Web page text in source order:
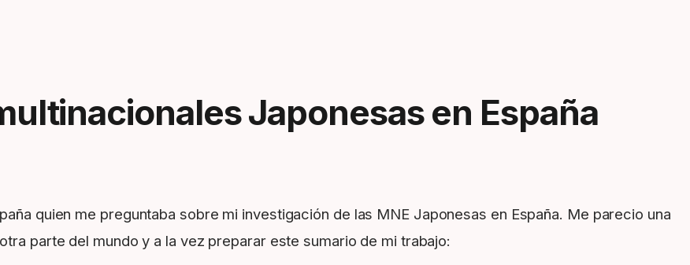
Japonesas en España
quien me preguntaba sobre mi investigación de las MNE Japonesas en España. Me parecio una
parte del mundo y a la vez preparar este sumario de mi trabajo: